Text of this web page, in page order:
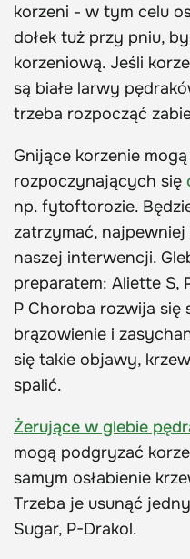
korzeni - w tym celu
dołek tuż przy pniu,
korzeniową. Jeśli
są białe larwy
trzeba rozpocząć
Gnijące korzenie
rozpoczynających się
np. fytoftorozie.
zatrzymać,
naszej interwencji.
preparatem: Aliette S,
P Choroba rozwija się
brązowienie i
się takie objawy,
spalić.
Żerujące w glebie
mogą podgryzać
samym osłabienie
Trzeba je usunąć
Sugar, P-Drakol.